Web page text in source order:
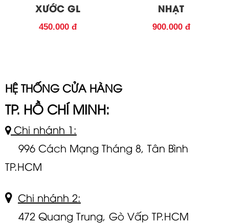
XƯỚC GL
450.000 đ
NHẠT
900.000 đ
HỆ THỐNG CỬA HÀNG
TP. HỒ CHÍ MINH:
Chi nhánh 1:
996 Cách Mạng Tháng 8, Tân Bình
TP.HCM
Chi nhánh 2:
472 Quang Trung, Gò Vấp TP.HCM